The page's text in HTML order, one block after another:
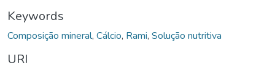
Keywords
Composição mineral, Cálcio, Rami, Solução nutritiva
URI